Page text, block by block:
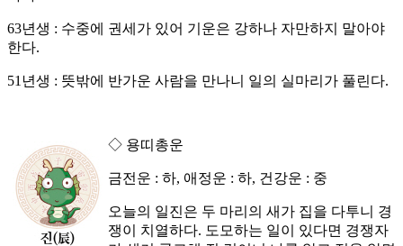
63년생 : 수중에 권세가 있어 기운은 강하나 자만하지 말아야
한다.
51년생 : 뜻밖에 반가운 사람을 만나니 일의 실마리가 풀린다.
◇ 용띠총운
금전운 : 하, 애정운 : 하, 건강운 : 중
오늘의 일진은 두 마리의 새가 집을 다투니 경
쟁이 치열하다. 도모하는 일이 있다면 경쟁자